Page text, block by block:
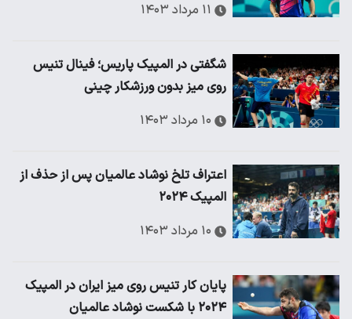
۱۱ مرداد ۱۴۰۳
شگفتی در المپیک پاریس؛ فینال تنیس
روی میز بدون ورزشکار چینی
۱۰ مرداد ۱۴۰۳
اعتراف تلخ نوشاد عالمیان پس از حذف از
المپیک ۲۰۲۴
۱۰ مرداد ۱۴۰۳
پایان کار تنیس روی میز ایران در المپیک
۲۰۲۴ با شکست نوشاد عالمیان